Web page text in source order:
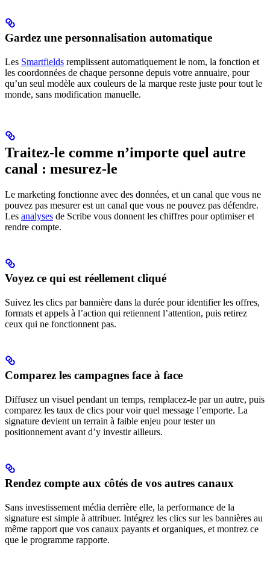
Gardez une personnalisation automatique
Les Smartfields remplissent automatiquement le nom, la fonction et
les coordonnées de chaque personne depuis votre annuaire, pour
qu’un seul modèle aux couleurs de la marque reste juste pour tout le
monde, sans modification manuelle.
Traitez-le comme n’importe quel autre
canal : mesurez-le
Le marketing fonctionne avec des données, et un canal que vous ne
pouvez pas mesurer est un canal que vous ne pouvez pas défendre.
Les analyses de Scribe vous donnent les chiffres pour optimiser et
rendre compte.
Voyez ce qui est réellement cliqué
Suivez les clics par bannière dans la durée pour identifier les offres,
formats et appels à l’action qui retiennent l’attention, puis retirez
ceux qui ne fonctionnent pas.
Comparez les campagnes face à face
Diffusez un visuel pendant un temps, remplacez-le par un autre, puis
comparez les taux de clics pour voir quel message l’emporte. La
signature devient un terrain à faible enjeu pour tester un
positionnement avant d’y investir ailleurs.
Rendez compte aux côtés de vos autres canaux
Sans investissement média derrière elle, la performance de la
signature est simple à attribuer. Intégrez les clics sur les bannières au
même rapport que vos canaux payants et organiques, et montrez ce
que le programme rapporte.